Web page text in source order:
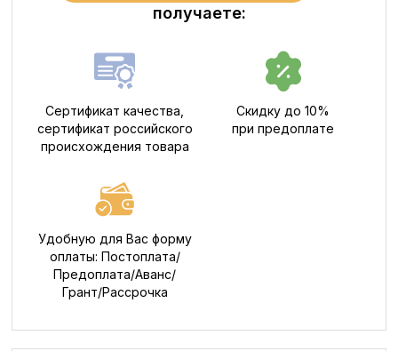
получаете:
Сертификат качества,
сертификат российского
происхождения товара
Скидку до 10%
при предоплате
Удобную для Вас форму
оплаты: Постоплата/
Предоплата/Аванс/
Грант/Рассрочка